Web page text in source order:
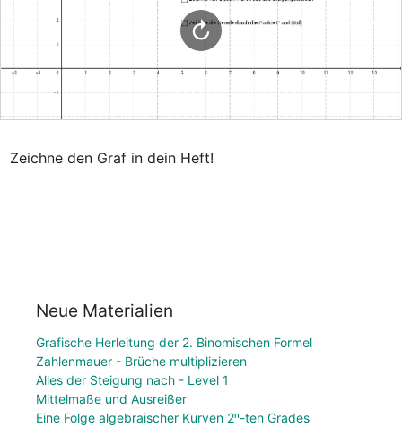
Zeichne den Graf in dein Heft!
Neue Materialien
Grafische Herleitung der 2. Binomischen Formel
Zahlenmauer - Brüche multiplizieren
Alles der Steigung nach - Level 1
Mittelmaße und Ausreißer
Eine Folge algebraischer Kurven 2ⁿ-ten Grades